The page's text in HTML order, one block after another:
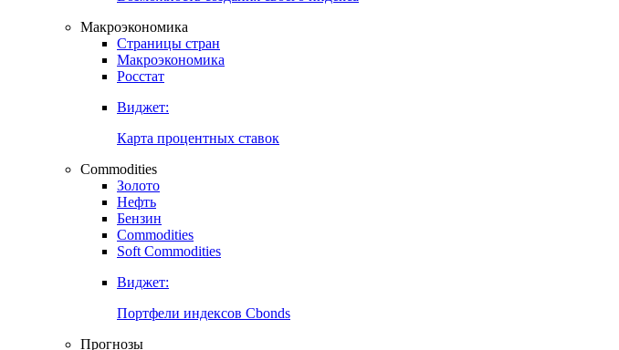
Создать индекс
Возможность создания своего индекса
Макроэкономика
Страницы стран
Макроэкономика
Росстат
Виджет:
Карта процентных ставок
Commodities
Золото
Нефть
Бензин
Commodities
Soft Commodities
Виджет: